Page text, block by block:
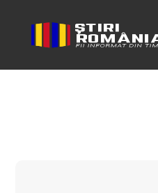
nereguli lidl Tag